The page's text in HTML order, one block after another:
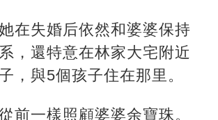
在失婚后依然和婆婆保持
，還特意在林家大宅附近
，與5個孩子住在那里。
前一樣照顧婆婆余寶珠。